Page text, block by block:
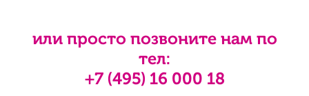
или просто позвоните нам по
тел:
+7 (495) 16 000 18